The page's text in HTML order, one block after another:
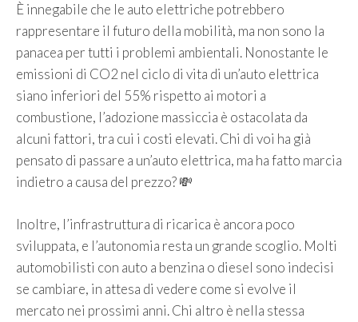
È innegabile che le auto elettriche potrebbero
rappresentare il futuro della mobilità, ma non sono la
panacea per tutti i problemi ambientali. Nonostante le
emissioni di CO2 nel ciclo di vita di un’auto elettrica
siano inferiori del 55% rispetto ai motori a
combustione, l’adozione massiccia è ostacolata da
alcuni fattori, tra cui i costi elevati. Chi di voi ha già
pensato di passare a un’auto elettrica, ma ha fatto marcia
indietro a causa del prezzo? 💸
Inoltre, l’infrastruttura di ricarica è ancora poco
sviluppata, e l’autonomia resta un grande scoglio. Molti
automobilisti con auto a benzina o diesel sono indecisi
se cambiare, in attesa di vedere come si evolve il
mercato nei prossimi anni. Chi altro è nella stessa